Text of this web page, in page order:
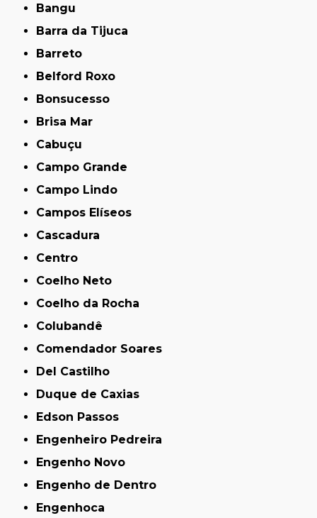
Bangu
Barra da Tijuca
Barreto
Belford Roxo
Bonsucesso
Brisa Mar
Cabuçu
Campo Grande
Campo Lindo
Campos Elíseos
Cascadura
Centro
Coelho Neto
Coelho da Rocha
Colubandê
Comendador Soares
Del Castilho
Duque de Caxias
Edson Passos
Engenheiro Pedreira
Engenho Novo
Engenho de Dentro
Engenhoca